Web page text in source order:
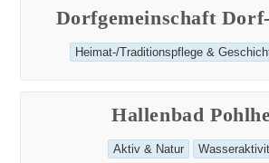
Dorfgemeinschaft
Beitrags-
Heimat-/Traditionspflege &
Hallenbad
Beitrags-
Aktiv & Natur